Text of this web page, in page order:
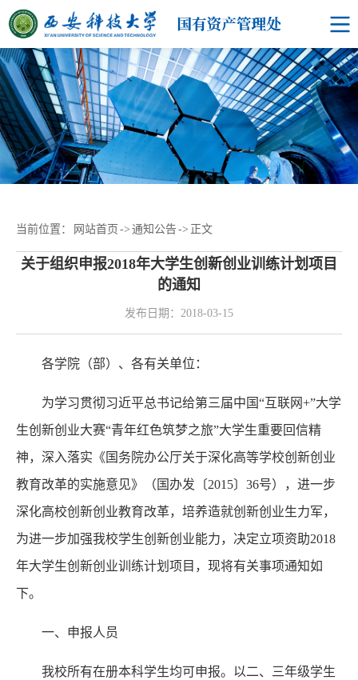
当前位置： 网站首页 -> 通知公告-> 正文
关于组织申报2018年大学生创新创业训练计划项目
的通知
发布日期：2018-03-15
各学院（部）、各有关单位：
为学习贯彻习近平总书记给第三届中国“互联网+”大学
生创新创业大赛“青年红色筑梦之旅”大学生重要回信精
神，深入落实《国务院办公厅关于深化高等学校创新创业
教育改革的实施意见》（国办发〔2015〕36号），进一步
深化高校创新创业教育改革，培养造就创新创业生力军，
为进一步加强我校学生创新创业能力，决定立项资助2018
年大学生创新创业训练计划项目，现将有关事项通知如
下。
一、申报人员
我校所有在册本科学生均可申报。以二、三年级学生